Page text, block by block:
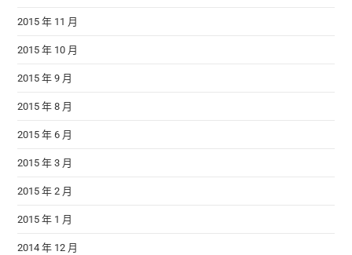
2015 年 11 月
2015 年 10 月
2015 年 9 月
2015 年 8 月
2015 年 6 月
2015 年 3 月
2015 年 2 月
2015 年 1 月
2014 年 12 月